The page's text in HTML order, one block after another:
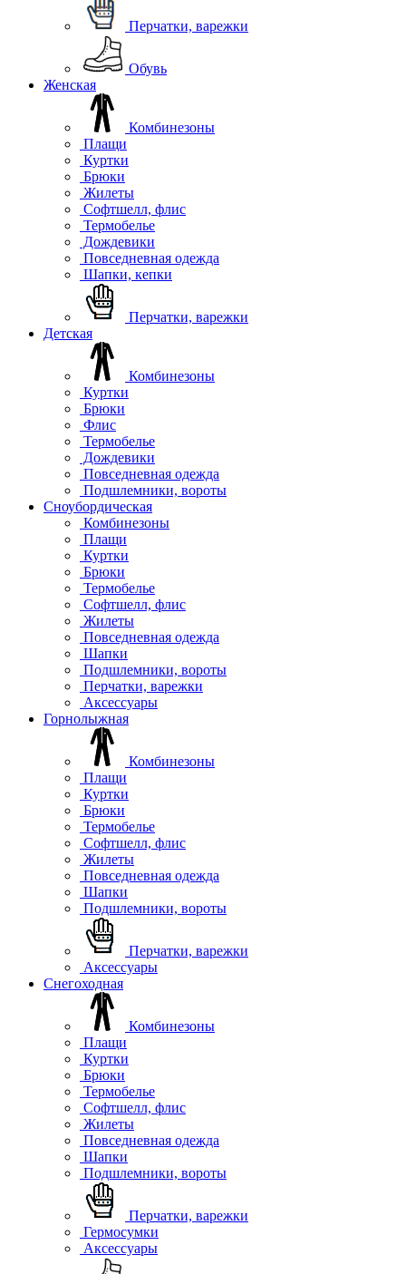
Перчатки, варежки
Обувь
Женская
Комбинезоны
Плащи
Куртки
Брюки
Жилеты
Софтшелл, флис
Термобелье
Дождевики
Повседневная одежда
Шапки, кепки
Перчатки, варежки
Детская
Комбинезоны
Куртки
Брюки
Флис
Термобелье
Дождевики
Повседневная одежда
Подшлемники, вороты
Сноубордическая
Комбинезоны
Плащи
Куртки
Брюки
Термобелье
Софтшелл, флис
Жилеты
Повседневная одежда
Шапки
Подшлемники, вороты
Перчатки, варежки
Аксессуары
Горнолыжная
Комбинезоны
Плащи
Куртки
Брюки
Термобелье
Софтшелл, флис
Жилеты
Повседневная одежда
Шапки
Подшлемники, вороты
Перчатки, варежки
Аксессуары
Снегоходная
Комбинезоны
Плащи
Куртки
Брюки
Термобелье
Софтшелл, флис
Жилеты
Повседневная одежда
Шапки
Подшлемники, вороты
Перчатки, варежки
Гермосумки
Аксессуары